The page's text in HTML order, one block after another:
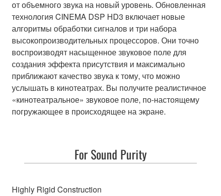
от объемного звука на новый уровень. Обновленная
технология CINEMA DSP HD3 включает новые
алгоритмы обработки сигналов и три набора
высокопроизводительных процессоров. Они точно
воспроизводят насыщенное звуковое поле для
создания эффекта присутствия и максимально
приближают качество звука к тому, что можно
услышать в кинотеатрах. Вы получите реалистичное
«кинотеатральное» звуковое поле, по-настоящему
погружающее в происходящее на экране.
For Sound Purity
Highly Rigid Construction